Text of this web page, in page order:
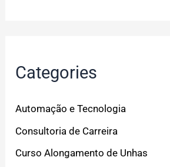
Categories
Automação e Tecnologia
Consultoria de Carreira
Curso Alongamento de Unhas